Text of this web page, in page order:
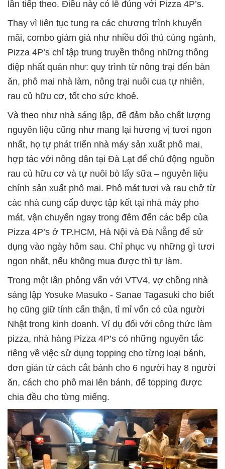
lần tiếp theo. Điều này có lẽ đúng với Pizza 4P’s.
Thay vì liên tục tung ra các chương trình khuyến
mãi, combo giảm giá như nhiều đối thủ cùng ngành,
Pizza 4P’s chỉ tập trung truyền thông những thông
điệp nhất quán như: quy trình từ nông trại đến bàn
ăn, phô mai nhà làm, nông trại nuôi cua tự nhiên,
rau củ hữu cơ, tốt cho sức khoẻ.
Và theo như nhà sáng lập, để đảm bảo chất lượng
nguyên liệu cũng như mang lại hương vị tươi ngon
nhất, họ tự phát triển nhà máy sản xuất phô mai,
hợp tác với nông dân tại Đà Lạt để chủ động nguồn
rau củ hữu cơ và tự nuôi bò lấy sữa – nguyên liệu
chính sản xuất phô mai. Phô mát tươi và rau chở từ
các nhà cung cấp được tập kết tại nhà máy pho
mát, vận chuyển ngay trong đêm đến các bếp của
Pizza 4P’s ở TP.HCM, Hà Nội và Đà Nẵng để sử
dụng vào ngày hôm sau. Chỉ phục vụ những gì tươi
ngon nhất, nếu không mua được thì tự làm.
Trong một lần phỏng vấn với VTV4, vợ chồng nhà
sáng lập Yosuke Masuko - Sanae Tagasuki cho biết
họ cũng giữ tính cẩn thận, tỉ mỉ vốn có của người
Nhật trong kinh doanh. Ví dụ đối với công thức làm
pizza, nhà hàng Pizza 4P’s có những nguyên tắc
riêng về việc sử dụng topping cho từng loại bánh,
đơn giản từ cách cắt bánh cho 6 người hay 8 người
ăn, cách cho phô mai lên bánh, để topping được
chia đều cho từng miếng.